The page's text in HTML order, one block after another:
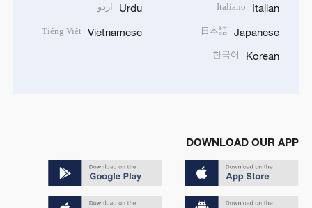
Italian
Italiano
Japanese
日本語
Korean
한국어
Urdu اردو
Vietnamese
Tiếng Việt
DOWNLOAD OUR APP